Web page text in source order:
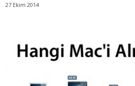
27 Ekim 2014